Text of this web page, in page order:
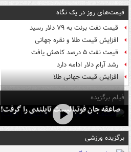
قیمت‌های روز در یک نگاه
قیمت نفت برنت به ۷۹ دلار رسید
افزایش قیمت طلا و نقره جهانی
قیمت نفت ۵ درصد کاهش یافت
رشد آرام دلار ادامه دارد
افزایش قیمت جهانی طلا
فیلم برگزیده
صاعقه جان فوتبالیست تایلندی را گرفت!
برگزیده ورزشی